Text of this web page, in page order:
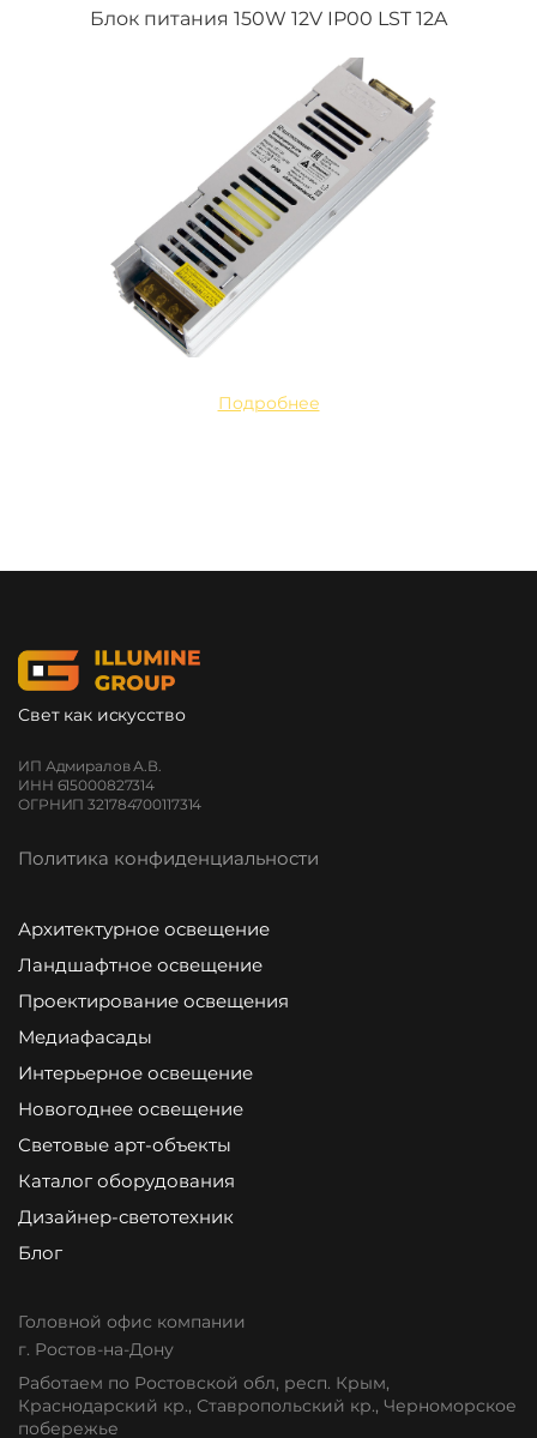
Блок питания 150W 12V IP00 LST 12A
Подробнее
Свет как искусство
ИП Адмиралов А.В.
ИНН 615000827314
ОГРНИП 321784700117314
Политика конфиденциальности
Архитектурное освещение
Ландшафтное освещение
Проектирование освещения
Медиафасады
Интерьерное освещение
Новогоднее освещение
Световые арт-объекты
Каталог оборудования
Дизайнер-светотехник
Блог
Головной офис компании
г. Ростов-на-Дону
Работаем по Ростовской обл, респ. Крым,
Краснодарский кр., Ставропольский кр., Черноморское
побережье